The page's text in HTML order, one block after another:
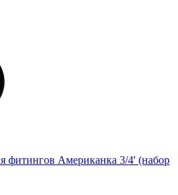
фитингов Американка 3/4' (набор